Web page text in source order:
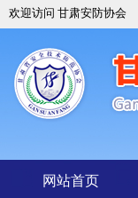
欢迎访问 甘肃安防协会
网站首页